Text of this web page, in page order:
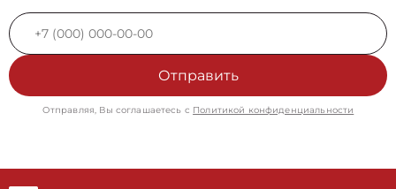
Отправить
Отправляя, Вы соглашаетесь с Политикой конфиденциальности